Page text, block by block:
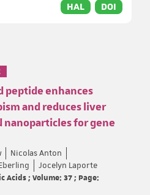
HAL DOI
peptide enhances
and reduces liver
for gene
Nicolas Anton
Jocelyn Laporte
Acids ; Volume: 37 ; Page: